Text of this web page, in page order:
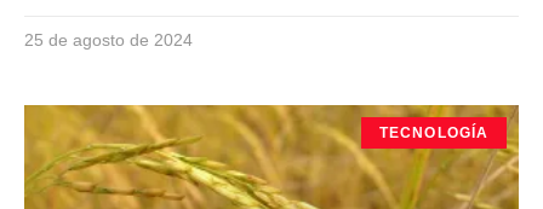
25 de agosto de 2024
TECNOLOGÍA